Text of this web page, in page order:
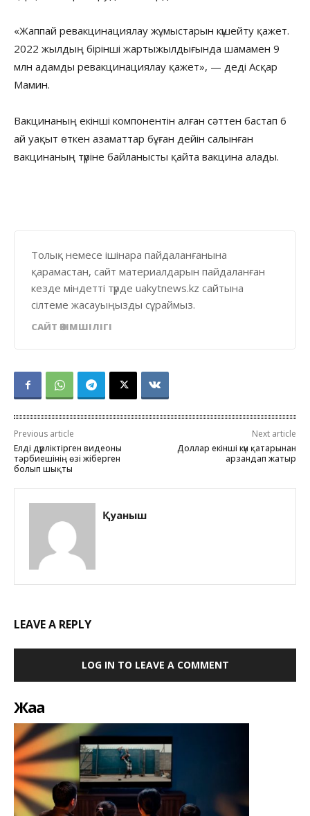
«Жаппай ревакцинациялау жұмыстарын күшейту қажет.
2022 жылдың бірінші жартыжылдығында шамамен 9
млн адамды ревакцинациялау қажет», — деді Асқар
Мамин.
Вакцинаның екінші компонентін алған сәттен бастап 6
ай уақыт өткен азаматтар бұған дейін салынған
вакцинаның түріне байланысты қайта вакцина алады.
Толық немесе ішінара пайдаланғанына
қарамастан, сайт материалдарын пайдаланған
кезде міндетті түрде uakytnews.kz сайтына
сілтеме жасауыңызды сұраймыз.
САЙТ ӘКІМШІЛІГІ
Previous article
Елді дүрліктірген видеоны
тәрбиешінің өзі жіберген
болып шықты
Next article
Доллар екінші күн қатарынан
арзандап жатыр
Қуаныш
LEAVE A REPLY
LOG IN TO LEAVE A COMMENT
Жаңа